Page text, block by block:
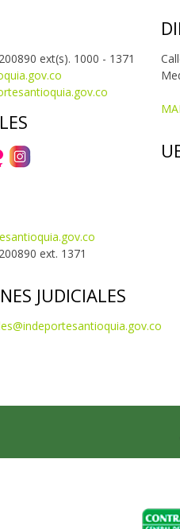
ext(s). 1000 - 1371
ext. 1371
JUDICIALES